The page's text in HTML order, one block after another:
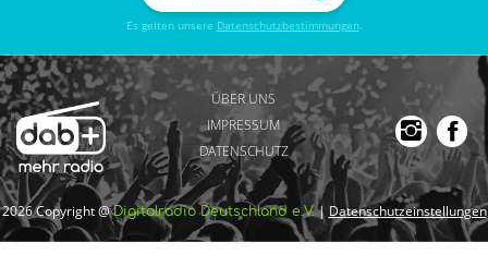
Es gelten unsere Datenschutzbestimmungen.
ÜBER UNS
IMPRESSUM
DATENSCHUTZ
2026 Copyright @Digitalradio Deutschland e.V.| Datenschutzeinstellungen